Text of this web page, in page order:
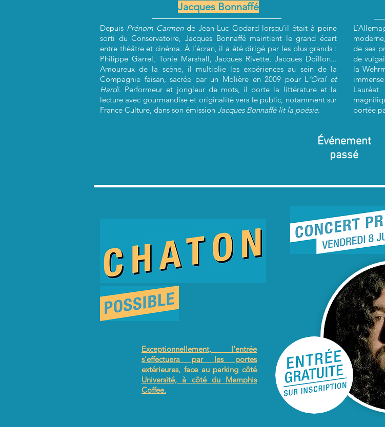
Jacques Bonnaffé
Depuis Prénom Carmende Jean-Luc Godard lorsqu’il était à peine
sorti du Conservatoire, Jacques Bonnaffé maintient le grand écart
entre théâtre et cinéma. À l’écran, il a été dirigé par les plus grands :
Philippe Garrel, Tonie Marshall, Jacques Rivette, Jacques Doillon...
Amoureux de la scène, il multiplie les expériences au sein de la
Compagnie faisan, sacrée par un Molière en 2009 pour L’Oral et
Hardi. Performeur et jongleur de mots, il porte la littérature et la
lecture avec gourmandise et originalité vers le public, notamment sur
France Culture, dans son émission Jacques Bonnaffé lit la poésie.
de ses
de
la
portée
Événement
passé
Exceptionnellement, l'entrée
s'effectuera par les portes
extérieures, face au parking côté
Université, à côté du Memphis
Coffee.